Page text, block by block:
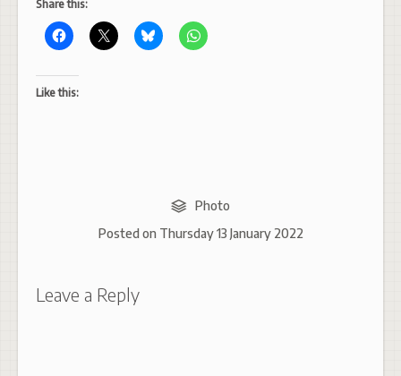
Share this:
Like this:
Photo
Posted on Thursday 13 January 2022
Leave a Reply